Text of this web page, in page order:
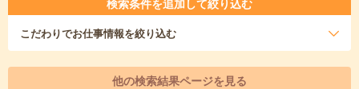
検索条件を追加して絞り込む
こだわりでお仕事情報を絞り込む
他の検索結果ページを見る